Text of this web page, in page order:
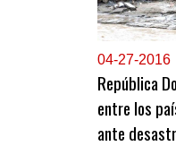
04-27-2016
República
entre los
ante